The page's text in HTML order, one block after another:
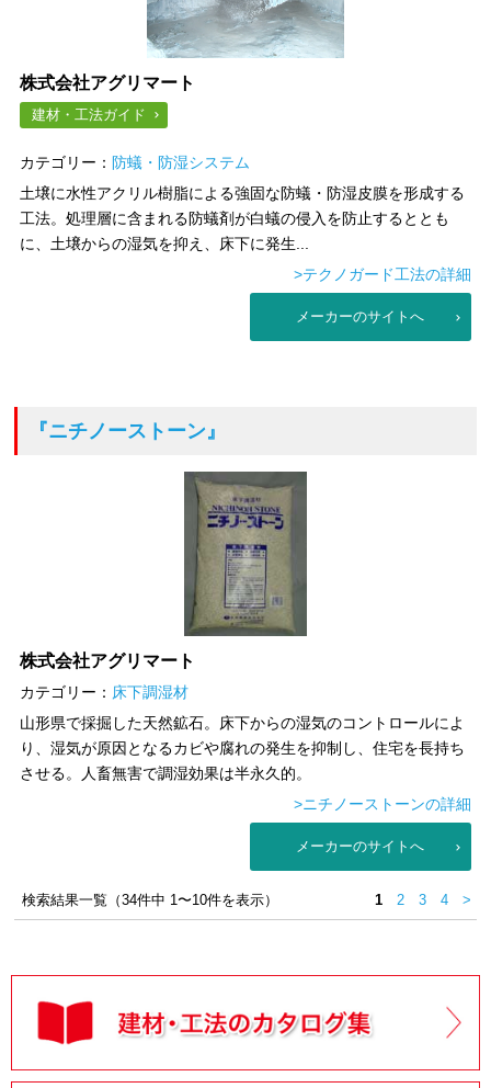
株式会社アグリマート
建材・工法ガイド
カテゴリー： 防蟻・防湿システム
土壌に水性アクリル樹脂による強固な防蟻・防湿皮膜を形成する
工法。処理層に含まれる防蟻剤が白蟻の侵入を防止するととも
に、土壌からの湿気を抑え、床下に発生...
>テクノガード工法の詳細
メーカーのサイトへ
『ニチノーストーン』
株式会社アグリマート
カテゴリー： 床下調湿材
山形県で採掘した天然鉱石。床下からの湿気のコントロールによ
り、湿気が原因となるカビや腐れの発生を抑制し、住宅を長持ち
させる。人畜無害で調湿効果は半永久的。
>ニチノーストーンの詳細
メーカーのサイトへ
検索結果一覧（34件中 1〜10件を表示） 1 2 3 4 >